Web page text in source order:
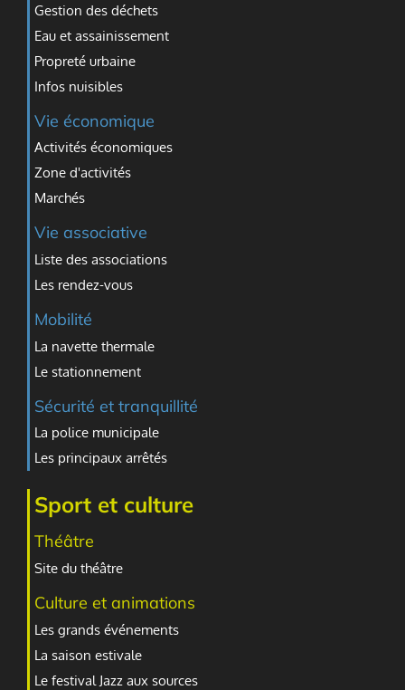
Gestion des déchets
Eau et assainissement
Propreté urbaine
Infos nuisibles
Vie économique
Activités économiques
Zone d'activités
Marchés
Vie associative
Liste des associations
Les rendez-vous
Mobilité
La navette thermale
Le stationnement
Sécurité et tranquillité
La police municipale
Les principaux arrêtés
Sport et culture
Théâtre
Site du théâtre
Culture et animations
Les grands événements
La saison estivale
Le festival Jazz aux sources